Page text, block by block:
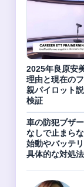
2025年良原安
理由と現在の
親パイロット
検証
車の防犯ブザ
なしで止まら
始動やバッテ
具体的な対処法